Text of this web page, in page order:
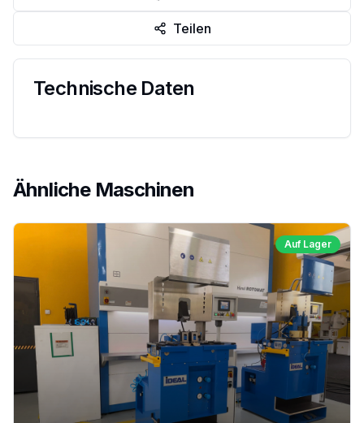
Teilen
Technische Daten
Ähnliche Maschinen
Auf Lager